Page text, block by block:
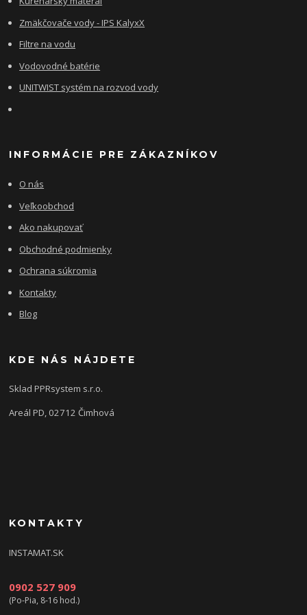
Zmäkčovače vody - IPS KalyxX
Filtre na vodu
Vodovodné batérie
UNITWIST systém na rozvod vody
INFORMÁCIE PRE ZÁKAZNÍKOV
O nás
Veľkoobchod
Ako nakupovať
Obchodné podmienky
Ochrana súkromia
Kontakty
Blog
KDE NÁS NÁJDETE
Sklad PPRsystem s.r.o.
Areál PD, 02712 Čimhová
KONTAKTY
INSTAMAT.SK
0902 527 909
(Po-Pia, 8-16 hod.)